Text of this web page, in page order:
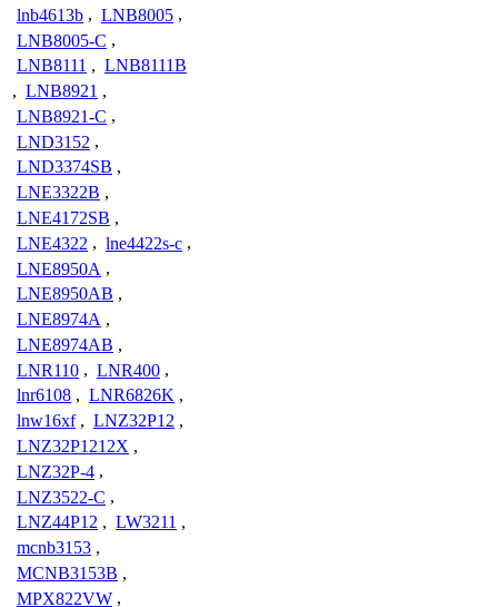
lnb4613b , LNB8005 ,
LNB8005-C ,
LNB8111 , LNB8111B
, LNB8921 ,
LNB8921-C ,
LND3152 ,
LND3374SB ,
LNE3322B ,
LNE4172SB ,
LNE4322 , lne4422s-c ,
LNE8950A ,
LNE8950AB ,
LNE8974A ,
LNE8974AB ,
LNR110 , LNR400 ,
lnr6108 , LNR6826K ,
lnw16xf , LNZ32P12 ,
LNZ32P1212X ,
LNZ32P-4 ,
LNZ3522-C ,
LNZ44P12 , LW3211 ,
mcnb3153 ,
MCNB3153B ,
MPX822VW ,